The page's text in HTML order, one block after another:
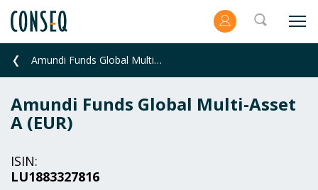
Amundi Funds Global Multi-Asset A (EUR)
Amundi Funds Global Multi-Asset
A (EUR)
ISIN:
LU1883327816